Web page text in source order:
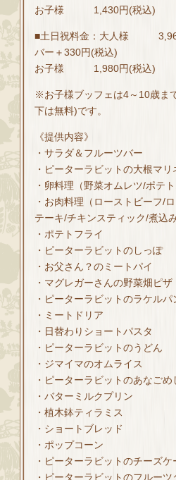
お子様 1,430円(税込) ド
■土日祝料金：大人様
バー＋330円(税込)
お子様 1,980円(税込) ド
※お子様ブッフェは4～10歳ま
下は無料)です。
《提供内容》
・サラダ＆フルーツバー
・ピーターラビットの大根マリ
・卵料理（野菜オムレツ/ポテ
・お肉料理（ローストビーフ/
テーキ/チキンスティック/煮込
・ポテトフライ
・ピーターラビットのしっぽ
・お父さん？のミートパイ
・マグレガーさんの野菜畑ピザ
・ピーターラビットのラケルパ
・ミートドリア
・日替わりショートパスタ
・ピーターラビットのうどん
・ジマイマのオムライス
・ピーターラビットのあなごめ
・バターミルクプリン
・植木鉢ティラミス
・ショートブレッド
・ポップコーン
・ピーターラビットのチーズケ
・ピーターラビットのフルーツ